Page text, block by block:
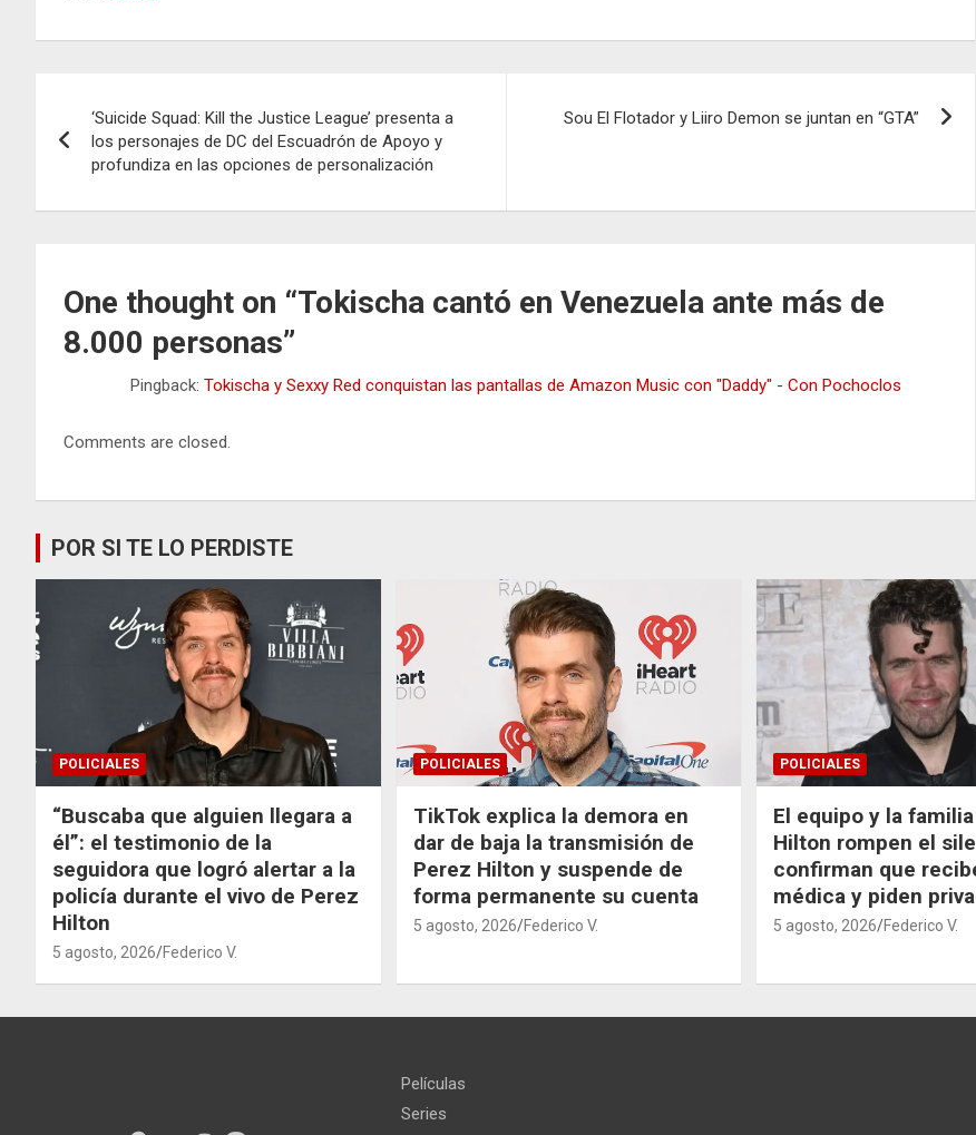
de
entradas
‘Suicide Squad: Kill the Justice League’ presenta a
los personajes de DC del Escuadrón de Apoyo y
profundiza en las opciones de personalización
Sou El Flotador y Liiro Demon se juntan en “GTA”
One thought on “Tokischa cantó en Venezuela ante más de
8.000 personas”
Pingback: Tokischa y Sexxy Red conquistan las pantallas de Amazon Music con "Daddy" - Con Pochoclos
Comments are closed.
POR SI TE LO PERDISTE
POLICIALES
“Buscaba que alguien llegara a
él”: el testimonio de la
seguidora que logró alertar a la
policía durante el vivo de Perez
Hilton
5 agosto, 2026 Federico V.
POLICIALES
TikTok explica la demora en
dar de baja la transmisión de
Perez Hilton y suspende de
forma permanente su cuenta
5 agosto, 2026 Federico V.
POLICIALES
El equipo y la
Hilton rompen el
confirman que
médica y piden
5 agosto, 2026 Federico V.
Películas
Series